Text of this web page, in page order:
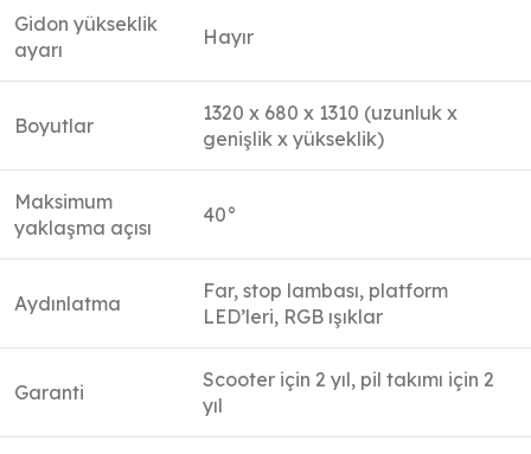
Gidon yükseklik
ayarı
Hayır
Boyutlar
1320 x 680 x 1310 (uzunluk x
genişlik x yükseklik)
Maksimum
yaklaşma açısı
40°
Aydınlatma
Far, stop lambası, platform
LED’leri, RGB ışıklar
Garanti
Scooter için 2 yıl, pil takımı için 2
yıl